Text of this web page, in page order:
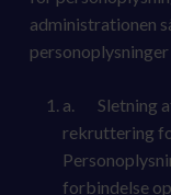
administrationen
a. Sletning
rekruttering
forbindelse